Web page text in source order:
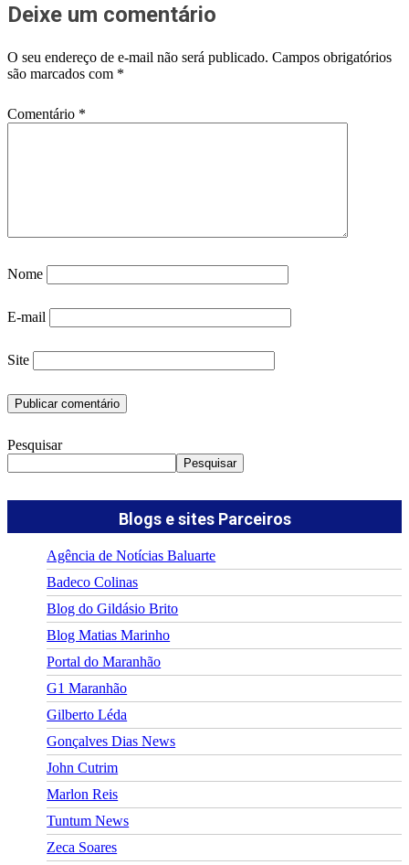
Deixe um comentário
O seu endereço de e-mail não será publicado. Campos obrigatórios
são marcados com *
Comentário *
Nome
E-mail
Site
Pesquisar
Pesquisar
Blogs e sites Parceiros
Agência de Notícias Baluarte
Badeco Colinas
Blog do Gildásio Brito
Blog Matias Marinho
Portal do Maranhão
G1 Maranhão
Gilberto Léda
Gonçalves Dias News
John Cutrim
Marlon Reis
Tuntum News
Zeca Soares